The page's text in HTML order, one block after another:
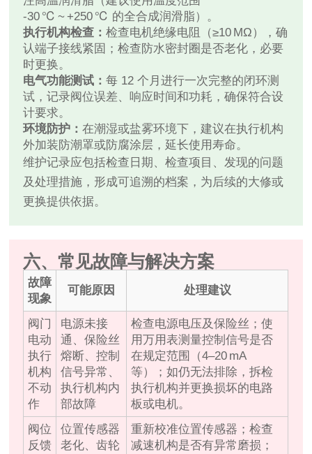
-30 ℃ ~ +250 ℃ 的全合成润滑脂）。
执行机构检查：检查电机绝缘电阻（≥10 MΩ），确
认端子接线紧固；检查防水密封圈是否老化，必要
时更换。
电气功能测试：每 12 个月进行一次完整的闭环测
试，记录阀位误差、响应时间和功耗，确保符合设
计要求。
环境防护：在潮湿或盐雾环境下，建议在执行机构
外加装防潮罩或防腐涂层，延长使用寿命。
维护记录应包括检查日期、检查项目、发现的问题
及处理措施，形成可追溯的档案，为后续的大修或
更换提供依据。
六、常见故障与解决方案
故障
现象
可能原因 处理建议
阀门
电动
执行
机构
不动
作
电源未接
通、保险丝
熔断、控制
信号异常、
执行机构内
部故障
检查电源电压及保险丝；使
用万用表测量控制信号是否
在规定范围（4–20 mA
等）；如仍无法排除，拆检
执行机构并更换损坏的电路
板或电机。
阀位
反馈
位置传感器
老化、齿轮
重新校准位置传感器；检查
减速机构是否有异常磨损；